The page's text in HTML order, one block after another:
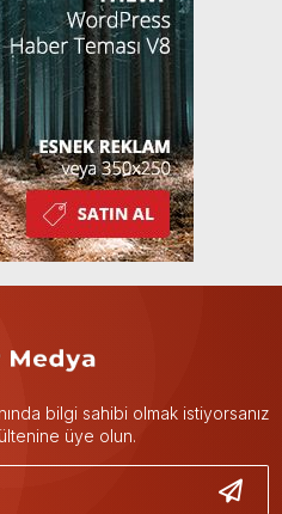
bilgi sahibi olmak istiyorsanız
üye olun.